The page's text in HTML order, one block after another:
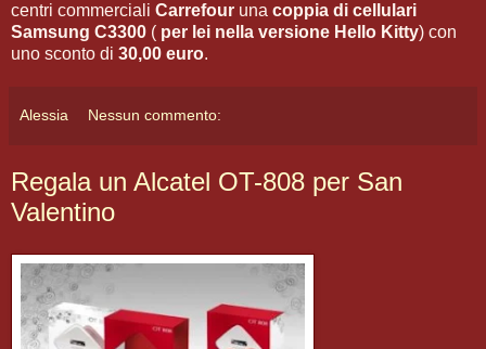
centri commerciali Carrefour una coppia di cellulari
Samsung C3300 ( per lei nella versione Hello Kitty) con
uno sconto di 30,00 euro.
Alessia Nessun commento:
Regala un Alcatel OT-808 per San
Valentino